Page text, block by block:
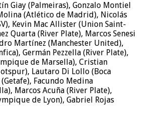
Giay (Palmeiras), Gonzalo Montiel
(Atlético de Madrid), Nicolás
Kevin Mac Allister (Union Saint-
Quarta (River Plate), Marcos Senesi
Martínez (Manchester United),
Germán Pezzella (River Plate),
de Marsella), Cristian
Lautaro Di Lollo (Boca
Facundo Medina
Marcos Acuña (River Plate),
de Lyon), Gabriel Rojas